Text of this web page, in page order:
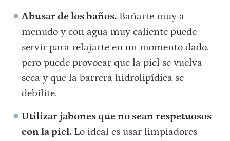
Abusar de los baños. Bañarte muy a
menudo y con agua muy caliente puede
servir para relajarte en un momento dado,
pero puede provocar que la piel se vuelva
seca y que la barrera hidrolipídica se
debilite.
Utilizar jabones que no sean respetuosos
con la piel. Lo ideal es usar limpiadores